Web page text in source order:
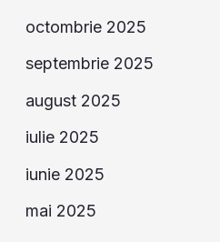
octombrie 2025
septembrie 2025
august 2025
iulie 2025
iunie 2025
mai 2025